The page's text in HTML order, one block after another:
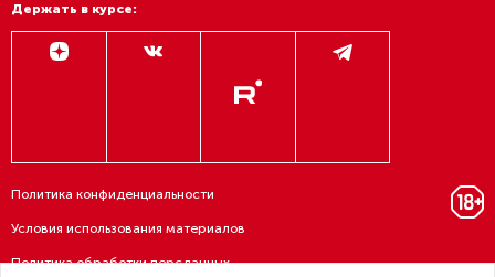
Держать в курсе:
Политика конфиденциальности
Условия использования материалов
Политика обработки персданных